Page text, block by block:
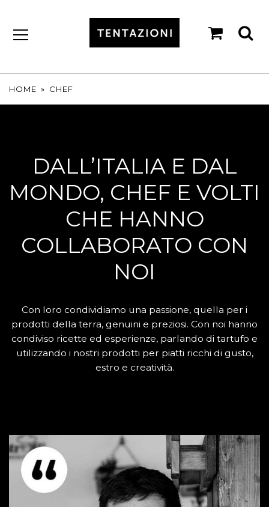
HOME » CHEF
DALL’ITALIA E DAL
MONDO, CHEF E VOLTI
CHE HANNO
COLLABORATO CON
NOI
Con loro condividiamo una passione, quella per i
prodotti della terra, genuini e preziosi. Con noi hanno
condiviso ricette ed esperienze, parlando di tartufo e
utilizzando i nostri prodotti per piatti ricchi di gusto,
estro e creatività.